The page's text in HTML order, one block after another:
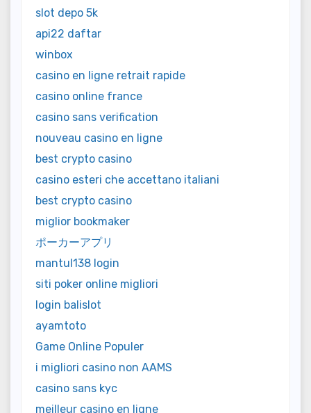
slot depo 5k
api22 daftar
winbox
casino en ligne retrait rapide
casino online france
casino sans verification
nouveau casino en ligne
best crypto casino
casino esteri che accettano italiani
best crypto casino
miglior bookmaker
ポーカーアプリ
mantul138 login
siti poker online migliori
login balislot
ayamtoto
Game Online Populer
i migliori casino non AAMS
casino sans kyc
meilleur casino en ligne